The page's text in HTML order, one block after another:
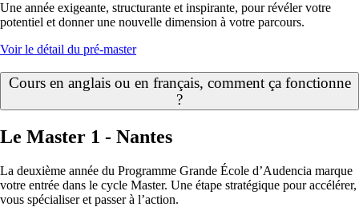
Une année exigeante, structurante et inspirante, pour révéler votre
potentiel et donner une nouvelle dimension à votre parcours.
Voir le détail du pré-master
Cours en anglais ou en français, comment ça fonctionne
?
Le Master 1 - Nantes
La deuxième année du Programme Grande École d’Audencia marque
votre entrée dans le cycle Master. Une étape stratégique pour accélérer,
vous spécialiser et passer à l’action.